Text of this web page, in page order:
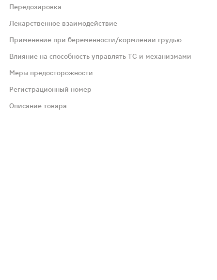
препаратом первой очереди, но он
и функции почек. При неосложненных
«часто» (1/10 - 1/100 назначений),
Передозировка
Лекарственное взаимодействие
Применение при беременности/кормлении грудью
Влияние на способность управлять ТС и механизмами
Меры предосторожности
Регистрационный номер
Описание товара